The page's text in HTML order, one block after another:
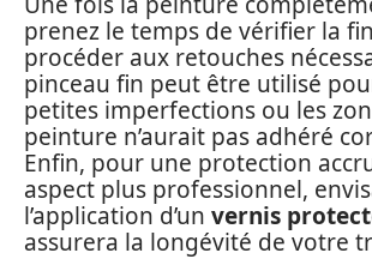
prenez le temps de vérifier la
procéder aux retouches
pinceau fin peut être utilisé
petites imperfections ou les
peinture n’aurait pas adhéré
Enfin, pour une protection
aspect plus professionnel,
l’application d’un vernis
assurera la longévité de votre